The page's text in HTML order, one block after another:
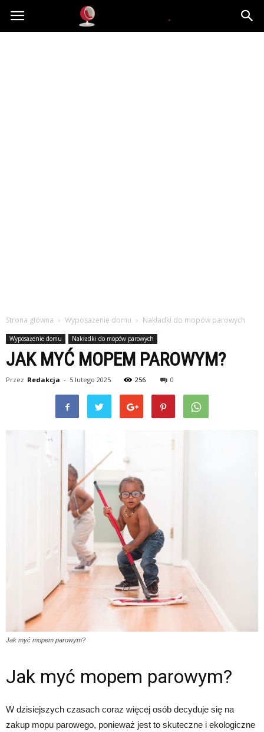
Dekoteria.pl
Strona główna Wyposażenie domu Nakładki do mopów parowych
Wyposażenie domu Nakładki do mopów parowych
JAK MYĆ MOPEM PAROWYM?
Przez Redakcja - 5 lutego 2025 256 0
Jak myć mopem parowym?
Jak myć mopem parowym?
W dzisiejszych czasach coraz więcej osób decyduje się na
zakup mopu parowego, ponieważ jest to skuteczne i ekologiczne